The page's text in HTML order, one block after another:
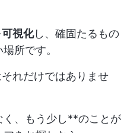
可視化し、確固たるもの
所です。
れだけではありませ
く、もう少し**のことが